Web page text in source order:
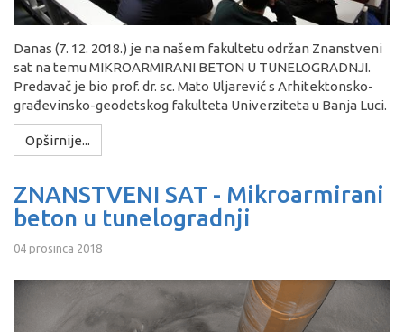
Danas (7. 12. 2018.) je na našem fakultetu održan Znanstveni
sat na temu MIKROARMIRANI BETON U TUNELOGRADNJI.
Predavač je bio prof. dr. sc. Mato Uljarević s Arhitektonsko-
građevinsko-geodetskog fakulteta Univerziteta u Banja Luci.
Opširnije...
ZNANSTVENI SAT - Mikroarmirani
beton u tunelogradnji
04 prosinca 2018